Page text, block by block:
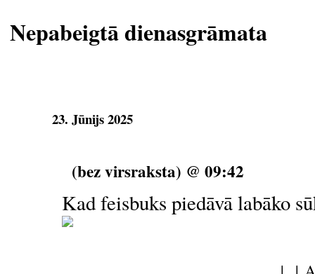
Nepabeigtā dienasgrāmata
23. Jūnijs 2025
(bez virsraksta) @ 09:42
Kad feisbuks piedāvā labāko